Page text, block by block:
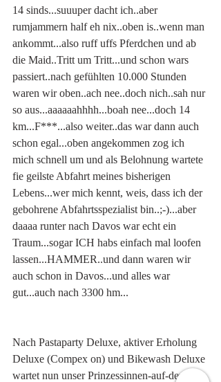
14 sinds...suuuper dacht ich..aber
rumjammern half eh nix..oben is..wenn man
ankommt...also ruff uffs Pferdchen und ab
die Maid..Tritt um Tritt...und schon wars
passiert..nach gefühlten 10.000 Stunden
waren wir oben..ach nee..doch nich..sah nur
so aus...aaaaaahhhh...boah nee...doch 14
km...F***...also weiter..das war dann auch
schon egal...oben angekommen zog ich
mich schnell um und als Belohnung wartete
fie geilste Abfahrt meines bisherigen
Lebens...wer mich kennt, weis, dass ich der
gebohrene Abfahrtsspezialist bin..;-)...aber
daaaa runter nach Davos war echt ein
Traum...sogar ICH habs einfach mal loofen
lassen...HAMMER..und dann waren wir
auch schon in Davos...und alles war
gut...auch nach 3300 hm...
Nach Pastaparty Deluxe, aktiver Erholung
Deluxe (Compex on) und Bikewash Deluxe
wartet nun unser Prinzessinnen-auf-der-